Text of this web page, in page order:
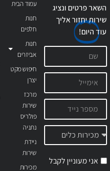
עמוד הבית
חנות
חלפים
חנות
אביזרים
חיפוש מקט
יצרן
מרכז
שירות
פולריס
נתניה
ניידת
שירות
מכירות
השאר פרטים ונציג
שירות יחזור אליך
עודהיום!
אני מעוניין לקבל